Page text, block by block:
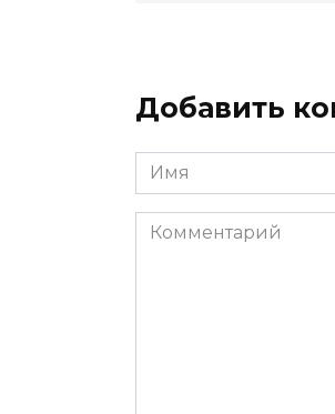
Добавить
Имя
*
Комментарий